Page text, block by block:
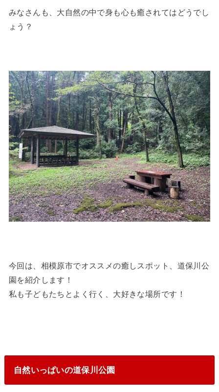
みなさんも、大自然の中で身も心も癒されてはどうでし
ょう？
今回は、相模原市でオススメの癒しスポット、道保川公
園を紹介します！
私も子どもたちとよく行く、大好きな場所です！
自然いっぱいの道保川公園